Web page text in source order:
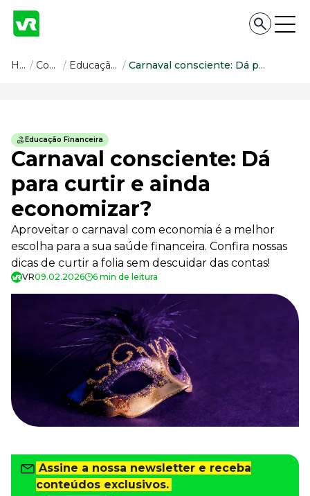
Conteúdo
Todas as categorias
Confira nossos conteúdos
Empreendedorismo
Impulsione o seu negócio
Legislação
Fique por dentro da lei
Pessoas e Cultura
Aprimore a cultura organizacional
Educação Financeira
Saiba como gerenciar o seu dinheiro
Para o Trabalhador
Tudo para facilitar a rotina
Imprensa
VR na Imprensa
Cursos
Cursos
Explore o nosso acervo
Departamento Pessoal
Para simplificar os processos
Home / Conteúdo / Educação Financeira / Carnaval consciente: Dá para curtir e ainda economizar?
Educação Financeira
Carnaval consciente: Dá
para curtir e ainda
economizar?
Aproveitar o carnaval com economia é a melhor
escolha para a sua saúde financeira. Confira nossas
dicas de curtir a folia sem descuidar das contas!
VR09.02.2026 6 min de leitura
Assine a nossa newsletter e receba
conteúdos exclusivos.